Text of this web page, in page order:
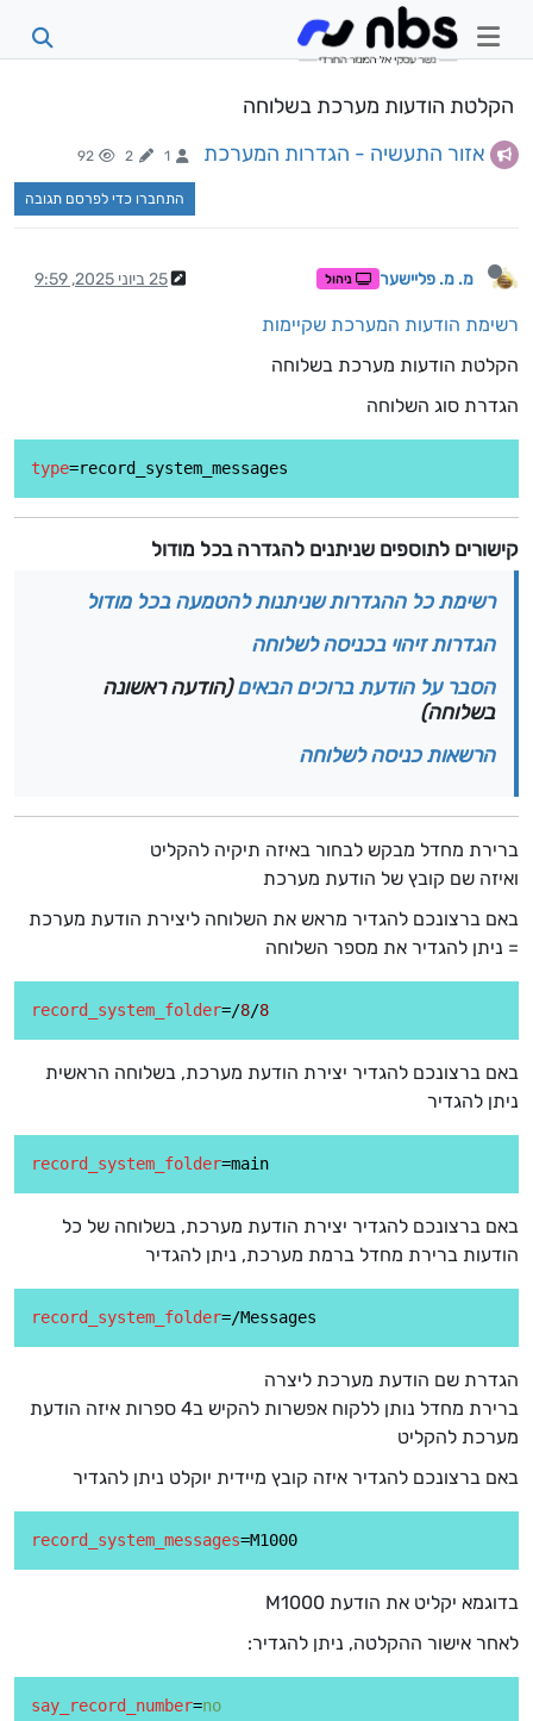
הקלטת הודעות מערכת בשלוחה
אזור התעשיה - הגדרות המערכת
1
2
92
התחברו כדי לפרסם תגובה
מ. מ. פליישער ניהול 25 ביוני 2025, 9:59
רשימת הודעות המערכת שקיימות
הקלטת הודעות מערכת בשלוחה
הגדרת סוג השלוחה
type
קישורים לתוספים שניתנים להגדרה בכל מודול
רשימת כל ההגדרות שניתנות להטמעה בכל מודול
הגדרות זיהוי בכניסה לשלוחה
הסבר על הודעת ברוכים הבאים(הודעה ראשונה
בשלוחה)
הרשאות כניסה לשלוחה
ברירת מחדל מבקש לבחור באיזה תיקיה להקליט
ואיזה שם קובץ של הודעת מערכת
באם ברצונכם להגדיר מראש את השלוחה ליצירת הודעת מערכת
= ניתן להגדיר את מספר השלוחה
record_system_folder=/8/8
באם ברצונכם להגדיר יצירת הודעת מערכת, בשלוחה הראשית
ניתן להגדיר
record_system_folder
באם ברצונכם להגדיר יצירת הודעת מערכת, בשלוחה של כל
הודעות ברירת מחדל ברמת מערכת, ניתן להגדיר
record_system_folder
הגדרת שם הודעת מערכת ליצרה
ברירת מחדל נותן ללקוח אפשרות להקיש ב4 ספרות איזה הודעת
מערכת להקליט
באם ברצונכם להגדיר איזה קובץ מיידית יוקלט ניתן להגדיר
record_system_messages
בדוגמא יקליט את הודעת M1000
לאחר אישור ההקלטה, ניתן להגדיר:
say_record_number=no